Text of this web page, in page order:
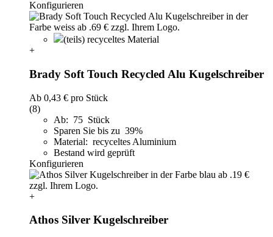
Konfigurieren
(teils) recyceltes Material
+
Brady Soft Touch Recycled Alu Kugelschreiber
Ab 0,43 € pro Stück
(8)
Ab: 75 Stück
Sparen Sie bis zu 39%
Material: recyceltes Aluminium
Bestand wird geprüft
Konfigurieren
+
Athos Silver Kugelschreiber